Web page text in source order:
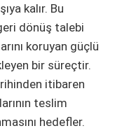
kalır. Bu
dönüş talebi
koruyan güçlü
bir süreçtir.
itibaren
teslim
hedefler.